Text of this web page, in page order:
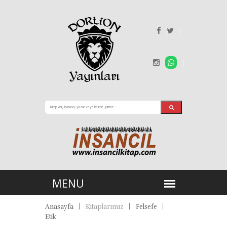
Anasayfa Kitaplarımız
Felsefe
Etik